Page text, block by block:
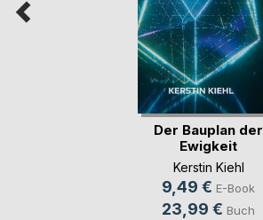
Der Bauplan der
Ewigkeit
Kerstin Kiehl
9,49 € E-Book
23,99 € Buch